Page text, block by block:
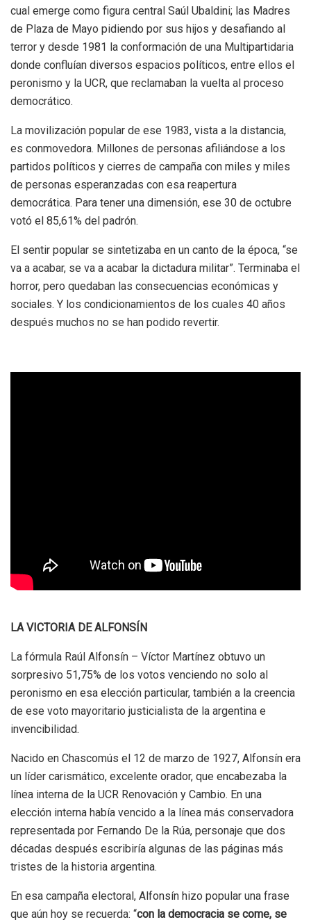
cual emerge como figura central Saúl Ubaldini; las Madres
de Plaza de Mayo pidiendo por sus hijos y desafiando al
terror y desde 1981 la conformación de una Multipartidaria
donde confluían diversos espacios políticos, entre ellos el
peronismo y la UCR, que reclamaban la vuelta al proceso
democrático.
La movilización popular de ese 1983, vista a la distancia,
es conmovedora. Millones de personas afiliándose a los
partidos políticos y cierres de campaña con miles y miles
de personas esperanzadas con esa reapertura
democrática. Para tener una dimensión, ese 30 de octubre
votó el 85,61% del padrón.
El sentir popular se sintetizaba en un canto de la época, “se
va a acabar, se va a acabar la dictadura militar”. Terminaba el
horror, pero quedaban las consecuencias económicas y
sociales. Y los condicionamientos de los cuales 40 años
después muchos no se han podido revertir.
LA VICTORIA DE ALFONSÍN
La fórmula Raúl Alfonsín – Víctor Martínez obtuvo un
sorpresivo 51,75% de los votos venciendo no solo al
peronismo en esa elección particular, también a la creencia
de ese voto mayoritario justicialista de la argentina e
invencibilidad.
Nacido en Chascomús el 12 de marzo de 1927, Alfonsín era
un líder carismático, excelente orador, que encabezaba la
línea interna de la UCR Renovación y Cambio. En una
elección interna había vencido a la línea más conservadora
representada por Fernando De la Rúa, personaje que dos
décadas después escribiría algunas de las páginas más
tristes de la historia argentina.
En esa campaña electoral, Alfonsín hizo popular una frase
que aún hoy se recuerda: “con la democracia se come, se